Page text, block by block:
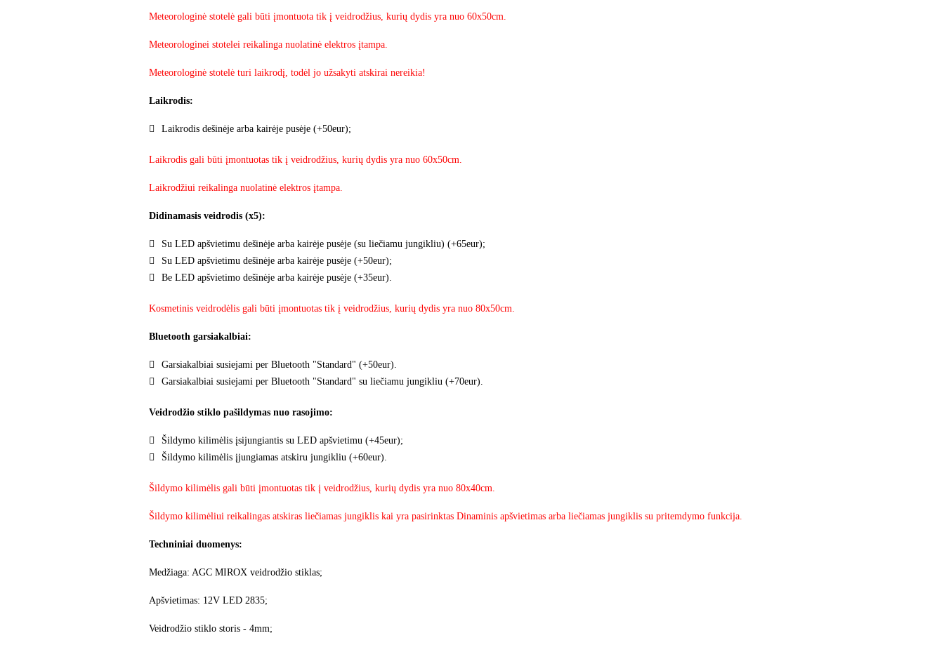
Meteorologinė stotelė gali būti įmontuota tik į veidrodžius, kurių dydis yra nuo 60x50cm.
Meteorologinei stotelei reikalinga nuolatinė elektros įtampa.
Meteorologinė stotelė turi laikrodį, todėl jo užsakyti atskirai nereikia!
Laikrodis:
Laikrodis dešinėje arba kairėje pusėje (+50eur);
Laikrodis gali būti įmontuotas tik į veidrodžius, kurių dydis yra nuo 60x50cm.
Laikrodžiui reikalinga nuolatinė elektros įtampa.
Didinamasis veidrodis (x5):
Su LED apšvietimu dešinėje arba kairėje pusėje (su liečiamu jungikliu) (+65eur);
Su LED apšvietimu dešinėje arba kairėje pusėje (+50eur);
Be LED apšvietimo dešinėje arba kairėje pusėje (+35eur).
Kosmetinis veidrodėlis gali būti įmontuotas tik į veidrodžius, kurių dydis yra nuo 80x50cm.
Bluetooth garsiakalbiai:
Garsiakalbiai susiejami per Bluetooth "Standard" (+50eur).
Garsiakalbiai susiejami per Bluetooth "Standard" su liečiamu jungikliu (+70eur).
Veidrodžio stiklo pašildymas nuo rasojimo:
Šildymo kilimėlis įsijungiantis su LED apšvietimu (+45eur);
Šildymo kilimėlis įjungiamas atskiru jungikliu (+60eur).
Šildymo kilimėlis gali būti įmontuotas tik į veidrodžius, kurių dydis yra nuo 80x40cm.
Šildymo kilimėliui reikalingas atskiras liečiamas jungiklis kai yra pasirinktas Dinaminis apšvietimas arba liečiamas jungiklis su pritemdymo funkcija.
Techniniai duomenys:
Medžiaga: AGC MIROX veidrodžio stiklas;
Apšvietimas: 12V LED 2835;
Veidrodžio stiklo storis - 4mm;